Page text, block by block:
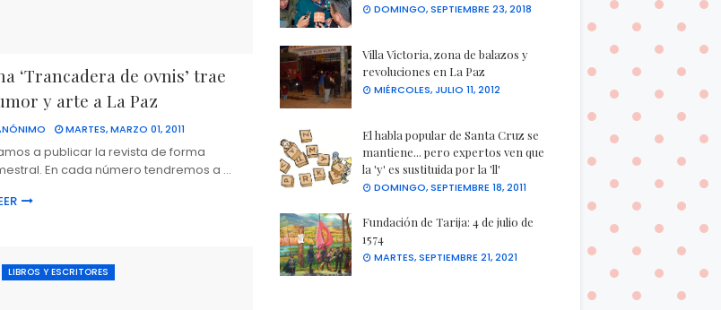
‘Trancadera de ovnis’ trae
y arte a La Paz
MARTES, MARZO 01, 2011
a publicar la revista de forma
En cada número tendremos a …
LIBROS Y ESCRITORES
DOMINGO, SEPTIEMBRE 23, 2018
Villa Victoria, zona de balazos y
revoluciones en La Paz
MIÉRCOLES, JULIO 11, 2012
El habla popular de Santa Cruz se
mantiene... pero expertos ven que
la 'y' es sustituida por la 'll'
DOMINGO, SEPTIEMBRE 18, 2011
Fundación de Tarija: 4 de julio de
1574
MARTES, SEPTIEMBRE 21, 2021